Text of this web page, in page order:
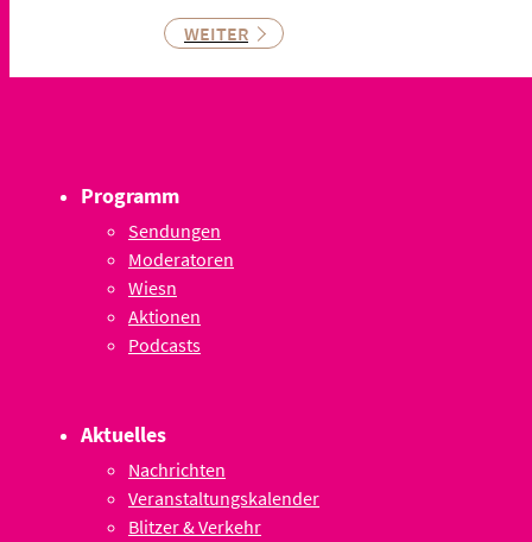
WEITER
Programm
Sendungen
Moderatoren
Wiesn
Aktionen
Podcasts
Aktuelles
Nachrichten
Veranstaltungskalender
Blitzer & Verkehr